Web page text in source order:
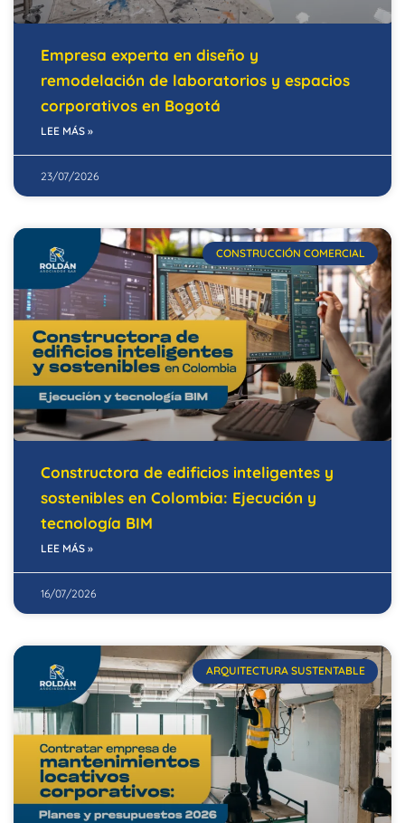
Empresa experta en diseño y
remodelación de laboratorios y espacios
corporativos en Bogotá
LEE MÁS »
23/07/2026
CONSTRUCCIÓN COMERCIAL
Constructora de edificios inteligentes y
sostenibles en Colombia: Ejecución y
tecnología BIM
LEE MÁS »
16/07/2026
ARQUITECTURA SUSTENTABLE